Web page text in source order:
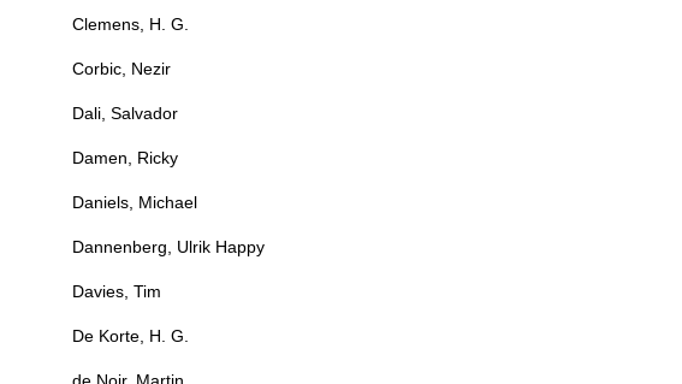
Clemens, H. G.
Corbic, Nezir
Dali, Salvador
Damen, Ricky
Daniels, Michael
Dannenberg, Ulrik Happy
Davies, Tim
De Korte, H. G.